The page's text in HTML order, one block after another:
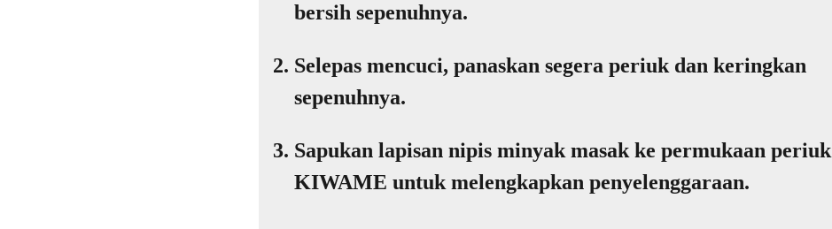
bersih sepenuhnya.
Selepas mencuci, panaskan segera periuk dan keringkan
sepenuhnya.
Sapukan lapisan nipis minyak masak ke permukaan periuk
KIWAME untuk melengkapkan penyelenggaraan.